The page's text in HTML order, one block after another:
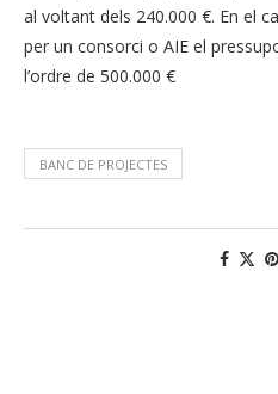
al voltant dels 240.000 €. En el
per un consorci o AIE el
l’ordre de 500.000 €
BANC DE PROJECTES